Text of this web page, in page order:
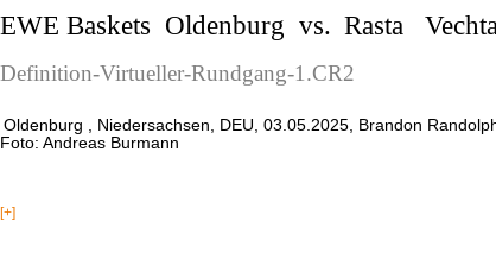
EWE Baskets Oldenburg vs. Rasta Vechta
Definition-Virtueller-Rundgang-1.CR2
Oldenburg , Niedersachsen, DEU, 03.05.2025, Brandon
Foto: Andreas Burmann
[+]